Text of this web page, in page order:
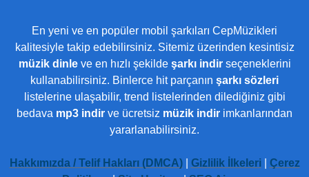
En yeni ve en popüler mobil şarkıları CepMüzikleri
kalitesiyle takip edebilirsiniz. Sitemiz üzerinden kesintisiz
müzik dinleve en hızlı şekilde şarkı indirseçeneklerini
kullanabilirsiniz. Binlerce hit parçanın şarkı sözleri
listelerine ulaşabilir, trend listelerinden dilediğiniz gibi
bedava mp3 indir ve ücretsiz müzik indir imkanlarından
yararlanabilirsiniz.
Hakkımızda / Telif Hakları (DMCA)| Gizlilik İlkeleri| Çerez